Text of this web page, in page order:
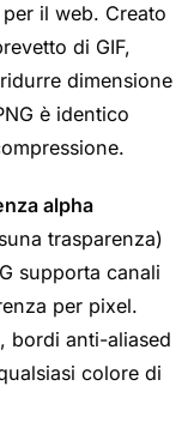
il web. Creato
di GIF,
dimensione
è identico
alpha
trasparenza)
supporta canali
per pixel.
bordi anti-aliased
colore di